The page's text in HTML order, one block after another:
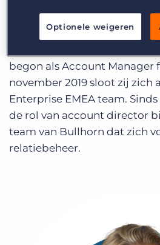
onderdeel van haar leven en
had gewerkt met één van de
begon als Account Manager
november 2019 sloot zij zich
Enterprise EMEA team.
de rol van account director
team van Bullhorn dat zich
relatiebeheer.
Optionele weigeren